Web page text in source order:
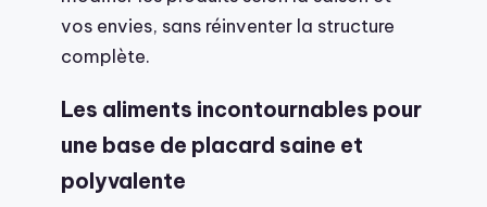
vos envies, sans réinventer la structure
complète.
Les aliments incontournables pour
une base de placard saine et
polyvalente